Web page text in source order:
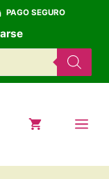
PAGO SEGURO